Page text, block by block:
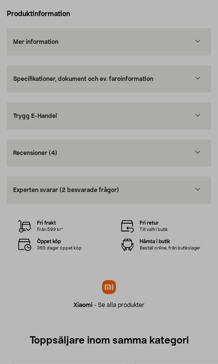
Produktinformation
Mer information
Specifikationer, dokument och ev. faroinformation
Trygg E-Handel
Recensioner (4)
Experten svarar (2 besvarade frågor)
Xiaomi - Se alla produkter
Fri frakt
Från 599 kr*
Fri retur
Till valfri butik
Öppet köp
365 dagar öppet köp
Hämta i butik
Beställ online, från butikslager
Toppsäljare inom samma kategori